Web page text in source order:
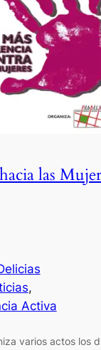
las
Activa
varios actos los